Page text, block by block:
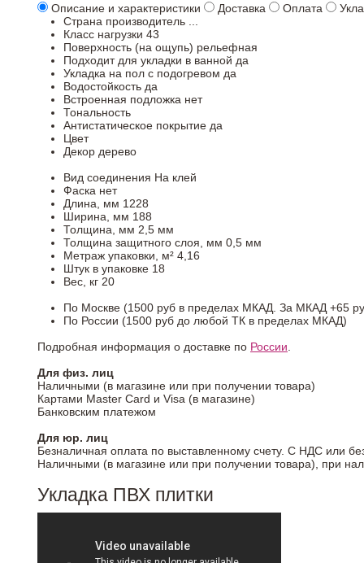
Описание и характеристики Доставка Оплата
Страна производитель
Класс нагрузки 43
Поверхность (на ощупь) рельефная
Подходит для укладки в ванной да
Укладка на пол c подогревом да
Водостойкость да
Встроенная подложка нет
Тональность
Антистатическое покрытие да
Цвет
Декор дерево
Вид соединения На клей
Фаска нет
Длина, мм 1228
Ширина, мм 188
Толщина, мм 2,5 мм
Толщина защитного слоя, мм 0,5 мм
Метраж упаковки, м² 4,16
Штук в упаковке 18
Вес, кг 20
По Москве (1500 руб в пределах МКАД. За МКАД +65
По России (1500 руб до любой ТК в пределах МКАД)
Подробная информация о доставке по России
Для физ. лиц
Наличными (в магазине или при получении товара)
Картами Master Card и Visa (в магазине)
Банковским платежом
Для юр. лиц
Безналичная оплата по выставленному счету. С НДС или
Наличными (в магазине или при получении товара), при
Укладка ПВХ плитки